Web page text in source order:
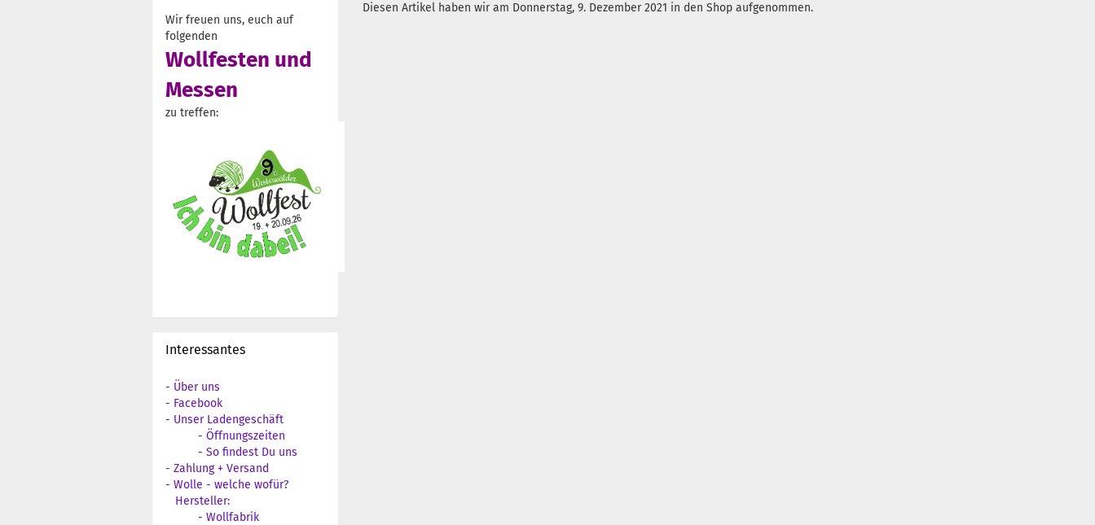
Diesen Artikel haben wir am Donnerstag, 9. Dezember 2021 in den Shop aufgenommen.
Wir freuen uns, euch auf
folgenden
Wollfesten und
Messen
zu treffen:
Interessantes
- Über uns
- Facebook
- Unser Ladengeschäft
- Öffnungszeiten
- So findest Du uns
- Zahlung + Versand
- Wolle - welche wofür?
Hersteller:
- Wollfabrik